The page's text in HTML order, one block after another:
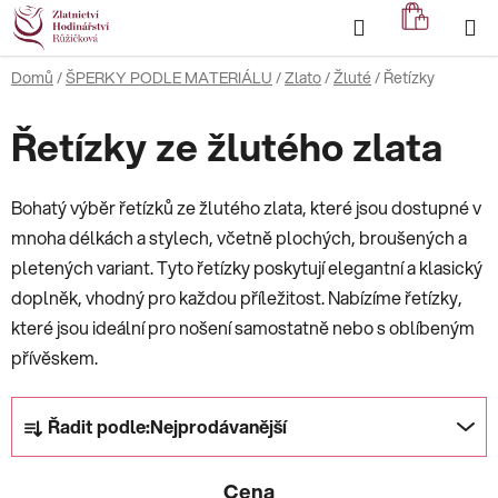
Přejít
na
obsah
Hledat
KOŠÍK
Domů /ŠPERKY PODLE MATERIÁLU /Zlato/Žluté/ Řetízky
Řetízky ze žlutého zlata
Bohatý výběr řetízků ze žlutého zlata, které jsou dostupné v
mnoha délkách a stylech, včetně plochých, broušených a
pletených variant. Tyto řetízky poskytují elegantní a klasický
doplněk, vhodný pro každou příležitost. Nabízíme řetízky,
které jsou ideální pro nošení samostatně nebo s oblíbeným
přívěskem.
Ř
z
Řadit podle:Nejprodávanější
Cena